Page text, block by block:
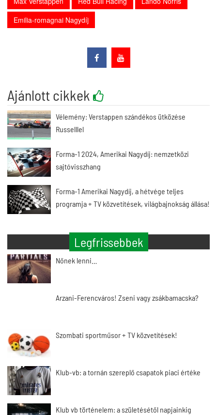
Emilia-romagnai Nagydíj
Ajánlott cikkek
Vélemény: Verstappen szándékos ütközése
Russelllel
Forma-1 2024, Amerikai Nagydíj: nemzetközi
sajtóvisszhang
Forma-1 Amerikai Nagydíj, a hétvége teljes
programja + TV közvetítések, világbajnokság állása!
Legfrissebbek
Nőnek lenni…
Arzani-Ferencváros! Zseni vagy zsákbamacska?
Szombati sportműsor + TV közvetítések!
Klub-vb: a tornán szereplő csapatok piaci értéke
Klub vb történelem: a születésétől napjainkig